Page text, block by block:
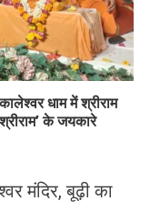
धाम में श्रीराम
के जयकारे
मंदिर, बूढ़ी का